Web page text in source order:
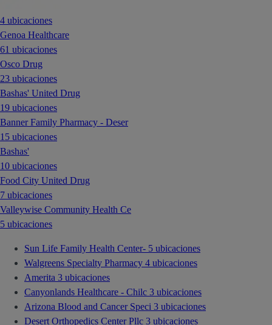
4 ubicaciones
Genoa Healthcare
61 ubicaciones
Osco Drug
23 ubicaciones
Bashas' United Drug
19 ubicaciones
Banner Family Pharmacy - Deser
15 ubicaciones
Bashas'
10 ubicaciones
Food City United Drug
7 ubicaciones
Valleywise Community Health Ce
5 ubicaciones
Sun Life Family Health Center- 5 ubicaciones
Walgreens Specialty Pharmacy 4 ubicaciones
Amerita 3 ubicaciones
Canyonlands Healthcare - Chilc 3 ubicaciones
Arizona Blood and Cancer Speci 3 ubicaciones
Desert Orthopedics Center Pllc 3 ubicaciones